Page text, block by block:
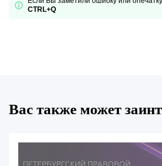
CTRL+Q
Вас также может